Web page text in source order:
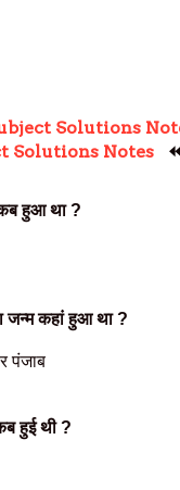
Solutions
Solutions Notes
⏪
हुआ था?
जन्म कहां हुआ था?
पंजाब
हुई थी?